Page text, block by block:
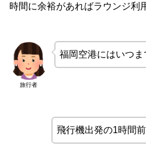
時間に余裕があればラウンジ利
旅行者
福岡空港にはいつま
飛行機出発の1時間前